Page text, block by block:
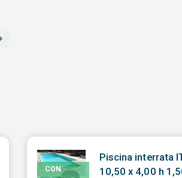
CON
Piscina interrata
10,50 x 4,00 h